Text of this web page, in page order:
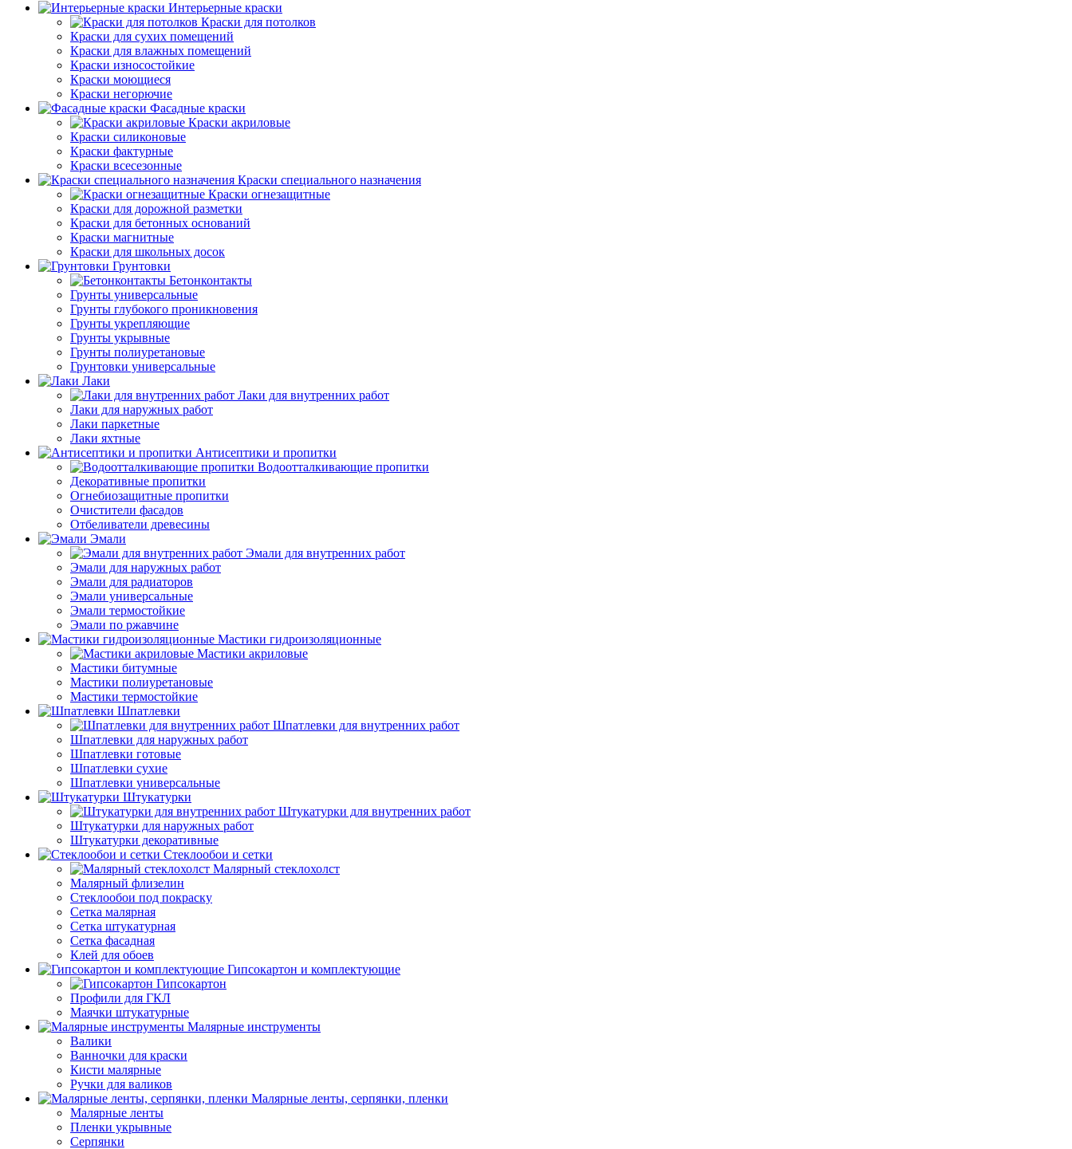
Интерьерные краски
Краски для потолков
Краски для сухих помещений
Краски для влажных помещений
Краски износостойкие
Краски моющиеся
Краски негорючие
Фасадные краски
Краски акриловые
Краски силиконовые
Краски фактурные
Краски всесезонные
Краски специального назначения
Краски огнезащитные
Краски для дорожной разметки
Краски для бетонных оснований
Краски магнитные
Краски для школьных досок
Грунтовки
Бетонконтакты
Грунты универсальные
Грунты глубокого проникновения
Грунты укрепляющие
Грунты укрывные
Грунты полиуретановые
Грунтовки универсальные
Лаки
Лаки для внутренних работ
Лаки для наружных работ
Лаки паркетные
Лаки яхтные
Антисептики и пропитки
Водоотталкивающие пропитки
Декоративные пропитки
Огнебиозащитные пропитки
Очистители фасадов
Отбеливатели древесины
Эмали
Эмали для внутренних работ
Эмали для наружных работ
Эмали для радиаторов
Эмали универсальные
Эмали термостойкие
Эмали по ржавчине
Мастики гидроизоляционные
Мастики акриловые
Мастики битумные
Мастики полиуретановые
Мастики термостойкие
Шпатлевки
Шпатлевки для внутренних работ
Шпатлевки для наружных работ
Шпатлевки готовые
Шпатлевки сухие
Шпатлевки универсальные
Штукатурки
Штукатурки для внутренних работ
Штукатурки для наружных работ
Штукатурки декоративные
Стеклообои и сетки
Малярный стеклохолст
Малярный флизелин
Стеклообои под покраску
Сетка малярная
Сетка штукатурная
Сетка фасадная
Клей для обоев
Гипсокартон и комплектующие
Гипсокартон
Профили для ГКЛ
Маячки штукатурные
Малярные инструменты
Валики
Ванночки для краски
Кисти малярные
Ручки для валиков
Малярные ленты, серпянки, пленки
Малярные ленты
Пленки укрывные
Серпянки